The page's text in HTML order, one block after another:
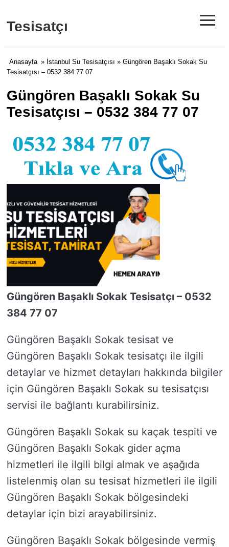
Tesisatçı ≡
Anasayfa » İstanbul Su Tesisatçısı » Güngören Başaklı Sokak Su
Tesisatçısı – 0532 384 77 07
Güngören Başaklı Sokak Su
Tesisatçısı – 0532 384 77 07
Güngören Başaklı Sokak Tesisatçı – 0532
384 77 07
Güngören Başaklı Sokak tesisat ve
Güngören Başaklı Sokak tesisatçı ile ilgili
detaylar ve hizmet detayları hakkında bilgiler
için Güngören Başaklı Sokak su tesisatçısı
servisi ile bağlantı kurabilirsiniz.
Güngören Başaklı Sokak su kaçak tespiti ve
Güngören Başaklı Sokak gider açma
hizmetleri ile ilgili bilgi almak ve aşağıda
listelenmiş olan su tesisat hizmetleri ile ilgili
Güngören Başaklı Sokak bölgesindeki
detaylar için bizi arayabilirsiniz.
Güngören Başaklı Sokak bölgesinde vermiş